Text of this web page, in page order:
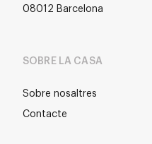
08012 Barcelona
SOBRE LA CASA
Sobre nosaltres
Contacte